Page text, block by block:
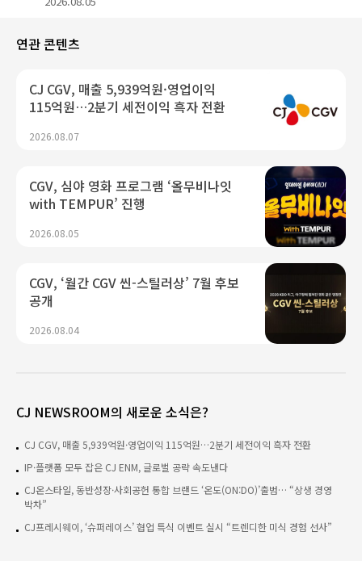
연관 콘텐츠
CJ CGV, 매출 5,939억원·영업이익
115억원…2분기 세전이익 흑자 전환
2026.08.07
CGV, 심야 영화 프로그램 ‘올무비나잇
with TEMPUR’ 진행
2026.08.05
CGV, ‘월간 CGV 씬-스틸러상’ 7월 후보
공개
2026.08.04
CJ NEWSROOM의 새로운 소식은?
CJ CGV, 매출 5,939억원·영업이익 115억원…2분기 세전이익 흑자 전환
IP·플랫폼 모두 잡은 CJ ENM, 글로벌 공략 속도낸다
CJ온스타일, 동반성장·사회공헌 통합 브랜드 ‘온도(ON:DO)’출범… “상생 경영
박차”
CJ프레시웨이, ‘슈퍼레이스’ 협업 특식 이벤트 실시 “트렌디한 미식 경험 선사”